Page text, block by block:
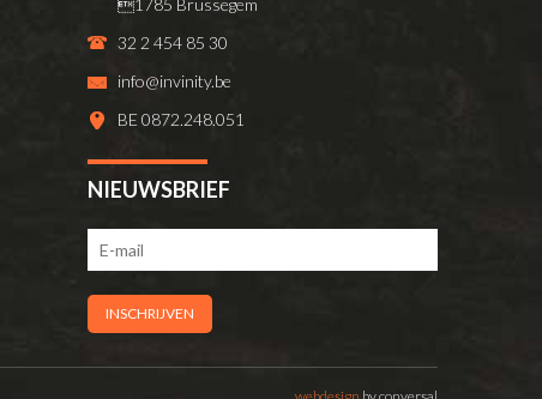
32 2 454 85 30
info@invinity.be
BE 0872.248.051
NIEUWSBRIEF